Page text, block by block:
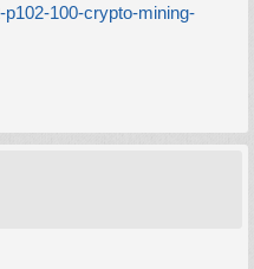
100-crypto-mining-